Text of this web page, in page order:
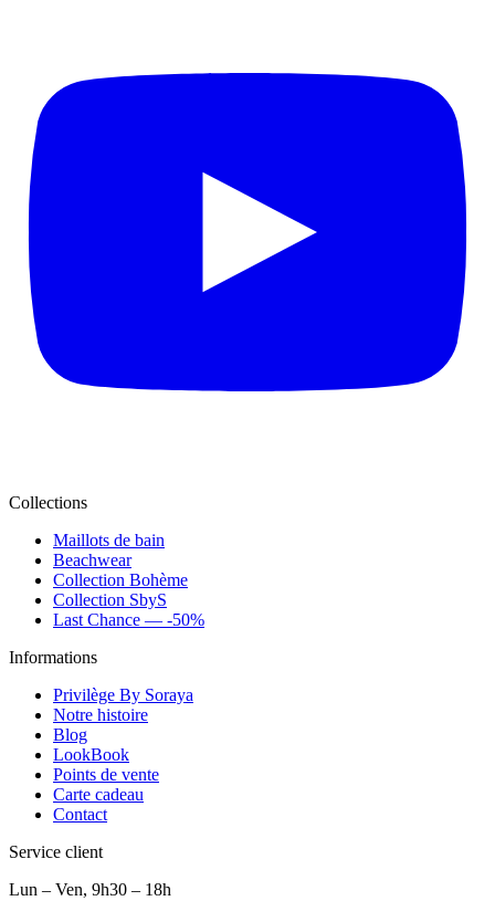
Collections
Maillots de bain
Beachwear
Collection Bohème
Collection SbyS
Last Chance — -50%
Informations
Privilège By Soraya
Notre histoire
Blog
LookBook
Points de vente
Carte cadeau
Contact
Service client
Lun – Ven, 9h30 – 18h